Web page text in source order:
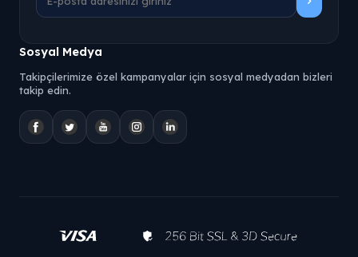
Sosyal Medya
Takipçilerimize özel kampanyalar için sosyal medyadan bizleri
takip edin.